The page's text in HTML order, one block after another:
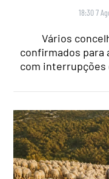
18:30 7
Vários
confirmados para
com interrupções